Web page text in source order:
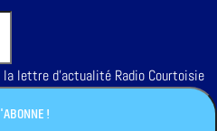
lettre d'actualité Radio Courtoisie